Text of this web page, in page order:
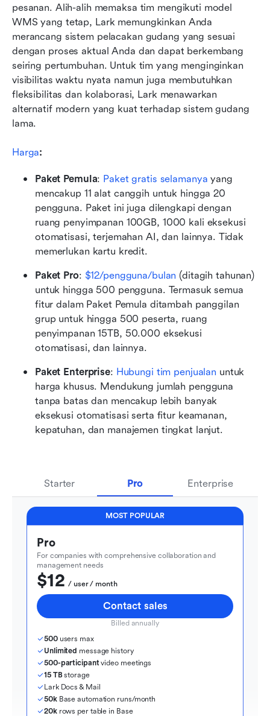
pesanan. Alih-alih memaksa tim mengikuti model
WMS yang tetap, Lark memungkinkan Anda
merancang sistem pelacakan gudang yang sesuai
dengan proses aktual Anda dan dapat berkembang
seiring pertumbuhan. Untuk tim yang menginginkan
visibilitas waktu nyata namun juga membutuhkan
fleksibilitas dan kolaborasi, Lark menawarkan
alternatif modern yang kuat terhadap sistem gudang
lama.
Harga:
Paket Pemula: Paket gratis selamanya yang
mencakup 11 alat canggih untuk hingga 20
pengguna. Paket ini juga dilengkapi dengan
ruang penyimpanan 100GB, 1000 kali eksekusi
otomatisasi, terjemahan AI, dan lainnya. Tidak
memerlukan kartu kredit.
Paket Pro: $12/pengguna/bulan (ditagih tahunan)
untuk hingga 500 pengguna. Termasuk semua
fitur dalam Paket Pemula ditambah panggilan
grup untuk hingga 500 peserta, ruang
penyimpanan 15TB, 50.000 eksekusi
otomatisasi, dan lainnya.
Paket Enterprise: Hubungi tim penjualan untuk
harga khusus. Mendukung jumlah pengguna
tanpa batas dan mencakup lebih banyak
eksekusi otomatisasi serta fitur keamanan,
kepatuhan, dan manajemen tingkat lanjut.
Starter Pro Enterprise
MOST POPULAR
Pro
For companies with comprehensive collaboration and
management needs
$12
  / user / month
Contact sales
Billed annually
500 users max
Unlimited message history
500-participant video meetings
15 TB storage
Lark Docs & Mail
50k Base automation runs/month
20k rows per table in Base